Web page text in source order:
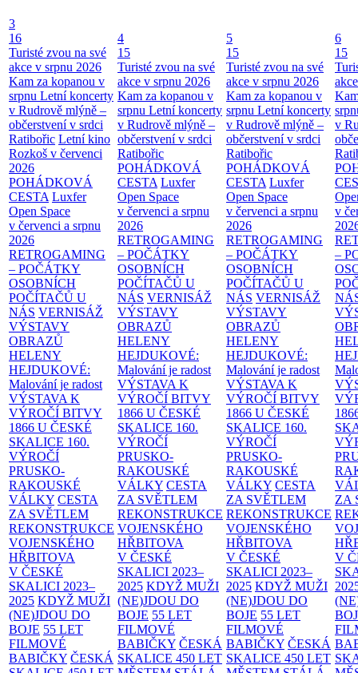
3
16
Turisté zvou na své
akce v srpnu 2026
Kam za kopanou v
srpnu Letní koncerty
v Rudrově mlýně –
občerstvení v srdci
Ratibořic Letní kino
Rozkoš v červenci
2026
POHÁDKOVÁ
CESTA Luxfer
Open Space
v červenci a srpnu
2026
RETROGAMING
– POČÁTKY
OSOBNÍCH
POČÍTAČŮ U
NÁS VERNISÁŽ
VÝSTAVY
OBRAZŮ
HELENY
HEJDUKOVÉ:
Malování je radost
VÝSTAVA K
VÝROČÍ BITVY
1866 U ČESKÉ
SKALICE 160.
VÝROČÍ
PRUSKO-
RAKOUSKÉ
VÁLKY CESTA
ZA SVĚTLEM
REKONSTRUKCE
VOJENSKÉHO
HŘBITOVA
V ČESKÉ
SKALICI 2023–
2025 KDYŽ MUŽI
(NE)JDOU DO
BOJE 55 LET
FILMOVÉ
BABIČKY ČESKÁ
4
15
Turisté zvou na své
akce v srpnu 2026
Kam za kopanou v
srpnu Letní koncerty
v Rudrově mlýně –
občerstvení v srdci
Ratibořic
POHÁDKOVÁ
CESTA Luxfer
Open Space
v červenci a srpnu
2026
RETROGAMING
– POČÁTKY
OSOBNÍCH
POČÍTAČŮ U
NÁS VERNISÁŽ
VÝSTAVY
OBRAZŮ
HELENY
HEJDUKOVÉ:
Malování je radost
VÝSTAVA K
VÝROČÍ BITVY
1866 U ČESKÉ
SKALICE 160.
VÝROČÍ
PRUSKO-
RAKOUSKÉ
VÁLKY CESTA
ZA SVĚTLEM
REKONSTRUKCE
VOJENSKÉHO
HŘBITOVA
V ČESKÉ
SKALICI 2023–
2025 KDYŽ MUŽI
(NE)JDOU DO
BOJE 55 LET
FILMOVÉ
BABIČKY ČESKÁ
SKALICE 450 LET
5
15
Turisté zvou na své
akce v srpnu 2026
Kam za kopanou v
srpnu Letní koncerty
v Rudrově mlýně –
občerstvení v srdci
Ratibořic
POHÁDKOVÁ
CESTA Luxfer
Open Space
v červenci a srpnu
2026
RETROGAMING
– POČÁTKY
OSOBNÍCH
POČÍTAČŮ U
NÁS VERNISÁŽ
VÝSTAVY
OBRAZŮ
HELENY
HEJDUKOVÉ:
Malování je radost
VÝSTAVA K
VÝROČÍ BITVY
1866 U ČESKÉ
SKALICE 160.
VÝROČÍ
PRUSKO-
RAKOUSKÉ
VÁLKY CESTA
ZA SVĚTLEM
REKONSTRUKCE
VOJENSKÉHO
HŘBITOVA
V ČESKÉ
SKALICI 2023–
2025 KDYŽ MUŽI
(NE)JDOU DO
BOJE 55 LET
FILMOVÉ
BABIČKY ČESKÁ
SKALICE 450 LET
6
15
v
v
–
ZA
V